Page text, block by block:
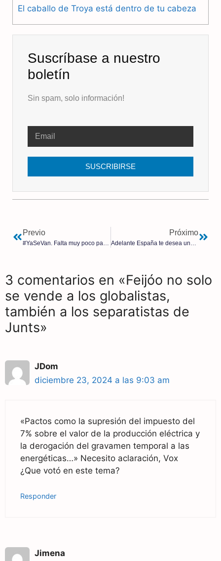
El caballo de Troya está dentro de tu cabeza
Suscríbase a nuestro
boletín
Sin spam, solo información!
SUSCRIBIRSE
Previo Próximo
3 comentarios en «Feijóo no solo
se vende a los globalistas,
también a los separatistas de
Junts»
JDom
diciembre 23, 2024 a las 9:03 am
«Pactos como la supresión del impuesto del
7% sobre el valor de la producción eléctrica y
la derogación del gravamen temporal a las
energéticas…» Necesito aclaración, Vox
¿Que votó en este tema?
Responder
Jimena